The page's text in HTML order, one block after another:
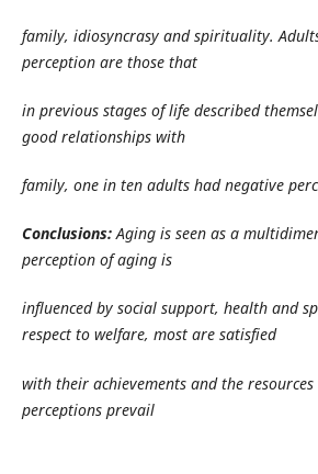
family, idiosyncrasy and spirituality.
perception are those that
in previous stages of life described
good relationships with
family, one in ten adults had negative
Conclusions:Aging is seen as a
perception of aging is
influenced by social support, health and
respect to welfare, most are satisfied
with their achievements and the
perceptions prevail